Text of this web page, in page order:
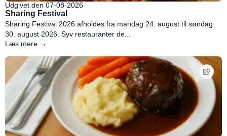
Udgivet den 07-08-2026
Sharing Festival
Sharing Festival 2026 afholdes fra mandag 24. august til søndag
30. august 2026. Syv restauranter de...
Læs mere →